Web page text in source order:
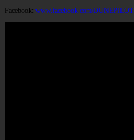
Facebook: www.facebook.com/DUNEPILOT